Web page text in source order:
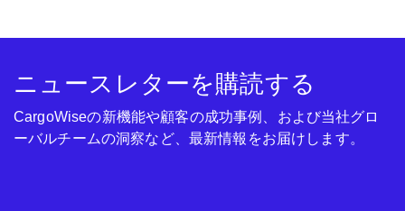
ニュースレターを購読する
CargoWiseの新機能や顧客の成功事例、および当社グロ
ーバルチームの洞察など、最新情報をお届けします。